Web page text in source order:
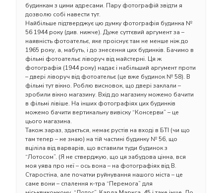
будинкам з цими адресами. Пару фотографій звідти я
дозволю собі навести тут.
Найбільше підтверджує цю думку фотографія будинка №
56 1944 року (див. нижче). Дуже суттєвий аргумент за –
наявність фотоательє, яке проіснує там не менше ніж до
1965 року, а, мабуть, і до знесення цих будинків. Бачимо в
фільмі фотоательє ліворуч від майстерні. Ця ж
фотографія (1944 року) надає і набільший аргумент проти
– двері ліворуч від фотоательє (це вже будинок № 58). В
фільмі тут вікно. Роблю висновок, що двері заклали –
зробили вікно магазину. Вхід до магазину можемо бачити
в фільмі лівіше. На інших фотографіях цих будинків
можемо бачити вертикальну вивіску “Консерви” – це
цього магазина.
Також зараз, здається, немає рустів на вході в БТІ (чи що
там тепер – не знаю) на тій частині будинку № 56, що
вціліла від варварів, що вставили туди будинок з
“Лотосом”. (Я не стверджую, що ця забудова цінна, вся
моя уява про неї – ось вона – на фотографіях від В.
Старостіна, але початки руйнування нашого міста – це
саме вони – спалення к-тра “Перемога” для